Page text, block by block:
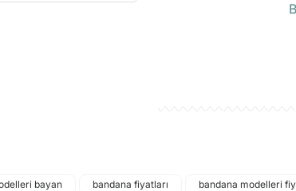
bayan bandana fiyatları bandana modelleri